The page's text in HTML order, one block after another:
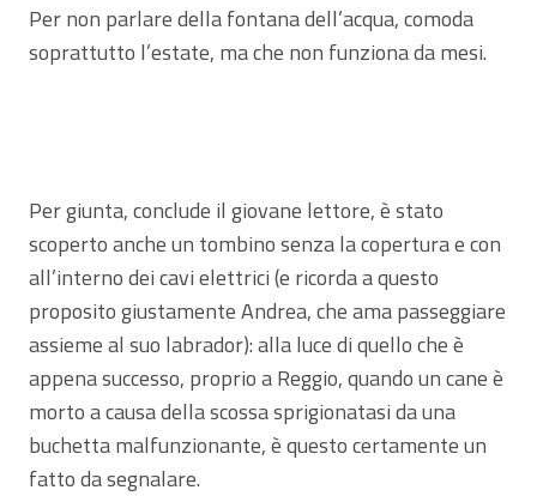
Per non parlare della fontana dell’acqua, comoda
soprattutto l’estate, ma che non funziona da mesi.
Per giunta, conclude il giovane lettore, è stato
scoperto anche un tombino senza la copertura e con
all’interno dei cavi elettrici (e ricorda a questo
proposito giustamente Andrea, che ama passeggiare
assieme al suo labrador): alla luce di quello che è
appena successo, proprio a Reggio, quando un cane è
morto a causa della scossa sprigionatasi da una
buchetta malfunzionante, è questo certamente un
fatto da segnalare.